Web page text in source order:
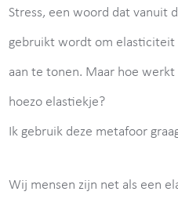
Stress, een woord dat vanuit
gebruikt wordt om elasticiteit
aan te tonen. Maar hoe werkt
hoezo elastiekje?
Ik gebruik deze metafoor
Wij mensen zijn net als een